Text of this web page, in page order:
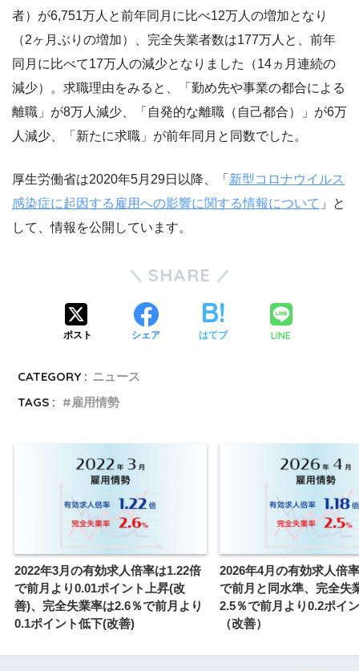
者）が6,751万人と前年同月に比べ12万人の増加となり
（2ヶ月ぶりの増加）、完全失業者数は177万人と、前年
同月に比べて17万人の減少となりました（14ヵ月連続の
減少）。求職理由をみると、「勤め先や事業の都合による
離職」が8万人減少、「自発的な離職（自己都合）」が6万
人減少、「新たに求職」が前年同月と同数でした。
厚生労働省は2020年5月29日以降、「 新型コロナウイルス
感染症に起因する雇用への影響に関する情報について 」と
して、情報を公開しています。
SHARE
ポスト シェア はてブ LINE
CATEGORY : ニュース
TAGS :
雇用情勢
2022年3月の有効求人倍率は1.22倍
で前月より0.01ポイント上昇(改
善)、完全失業率は2.6％で前月より
0.1ポイント低下(改善)
2026年4月の有効求人倍
で前月と同水準、完全失
2.5％で前月より0.2ポイ
（改善）